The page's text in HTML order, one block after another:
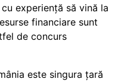
experiență să vină la
financiare sunt
de concurs
este singura țară